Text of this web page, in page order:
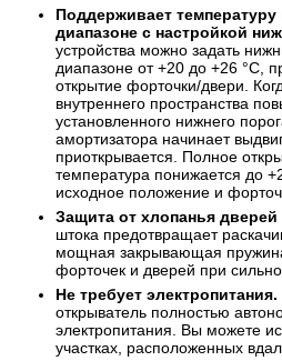
2 990
В
Дачный
подогревом
насосом
1300»
10 800
В
Поддерживает
диапазоне с настройкой
устройства можно задать
диапазоне от +20 до +26 °C,
открытие форточки/двери.
внутреннего пространства
установленного нижнего
амортизатора начинает
приоткрывается. Полное
температура понижается до
исходное положение и
Защита от хлопанья
штока предотвращает
мощная закрывающая
форточек и дверей при
Не требует электропитания.
открыватель полностью
электропитания. Вы можете
участках, расположенных